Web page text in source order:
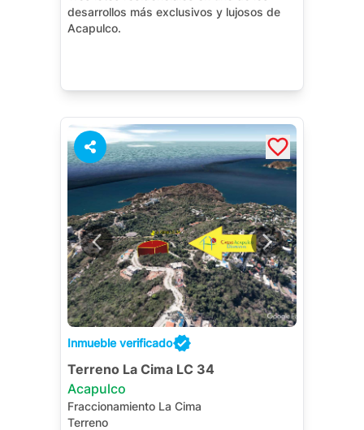
desarrollos más exclusivos y lujosos de
Acapulco.
Inmueble verificado
Terreno La Cima LC 34
Acapulco
Fraccionamiento La Cima
Terreno